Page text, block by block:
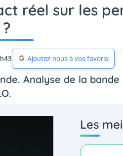
réel sur les
Ajoutez-nous à vos favoris
Analyse de la bande
Les